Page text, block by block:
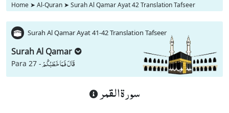
Home ➤ Al-Quran ➤ Surah Al Qamar Ayat 42 Translation Tafseer
Surah Al Qamar Ayat 41-42 Translation Tafseer
Surah Al Qamar
Para 27 -قَالَ فَمَا خَطْبُكُمْ
سورة القمر